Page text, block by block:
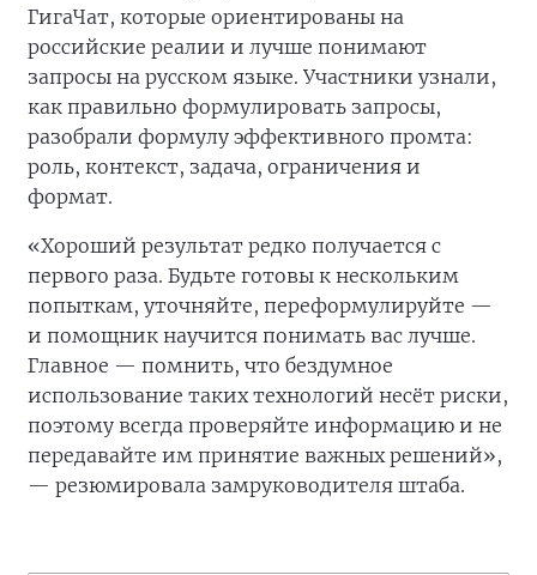
ГигаЧат, которые ориентированы на
российские реалии и лучше понимают
запросы на русском языке. Участники узнали,
как правильно формулировать запросы,
разобрали формулу эффективного промта:
роль, контекст, задача, ограничения и
формат.
«Хороший результат редко получается с
первого раза. Будьте готовы к нескольким
попыткам, уточняйте, переформулируйте —
и помощник научится понимать вас лучше.
Главное — помнить, что бездумное
использование таких технологий несёт риски,
поэтому всегда проверяйте информацию и не
передавайте им принятие важных решений»,
— резюмировала замруководителя штаба.